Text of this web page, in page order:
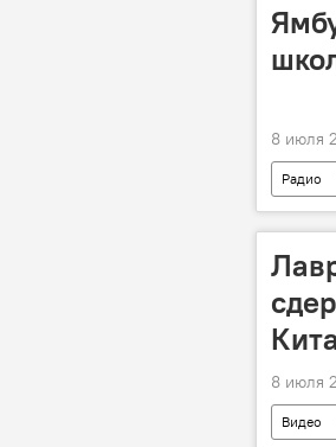
8 июля
Радио
8 июля
Видео